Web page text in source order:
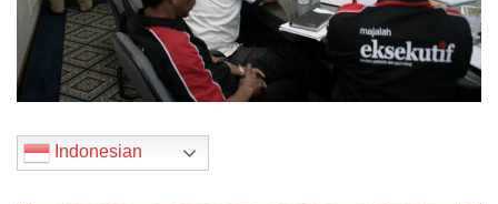
Indonesian